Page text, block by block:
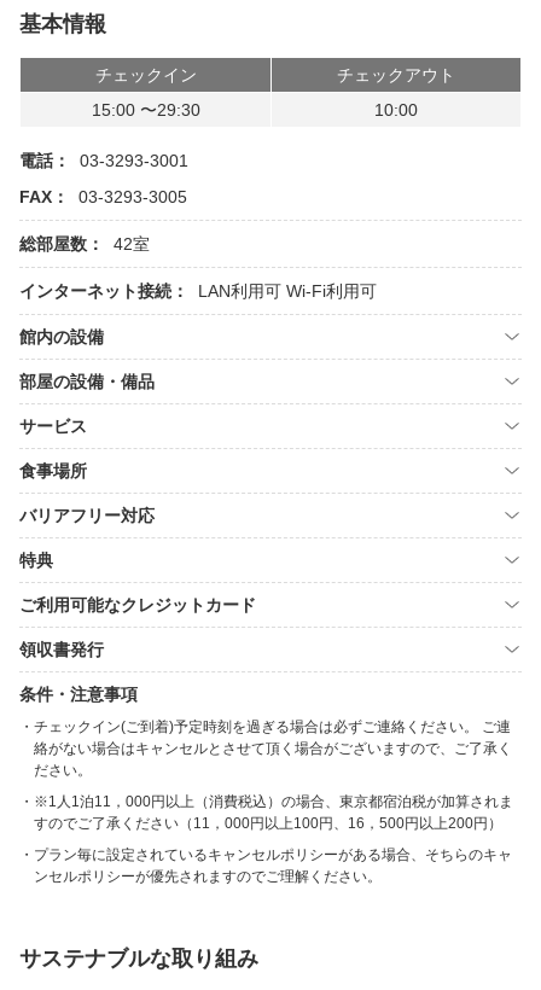
基本情報
チェックイン
チェックアウト
15:00 〜29:30
10:00
電話：
03-3293-3001
FAX：
03-3293-3005
総部屋数： 42室
インターネット接続： LAN利用可 Wi-Fi利用可
館内の設備
部屋の設備・備品
サービス
食事場所
バリアフリー対応
特典
ご利用可能なクレジットカード
領収書発行
条件・注意事項
チェックイン(ご到着)予定時刻を過ぎる場合は必ずご連絡ください。 ご連
絡がない場合はキャンセルとさせて頂く場合がございますので、ご了承く
ださい。
※1人1泊11，000円以上（消費税込）の場合、東京都宿泊税が加算されま
すのでご了承ください（11，000円以上100円、16，500円以上200円）
プラン毎に設定されているキャンセルポリシーがある場合、そちらのキャ
ンセルポリシーが優先されますのでご理解ください。
サステナブルな取り組み